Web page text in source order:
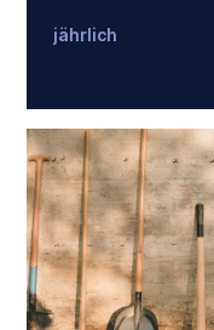
jährlich